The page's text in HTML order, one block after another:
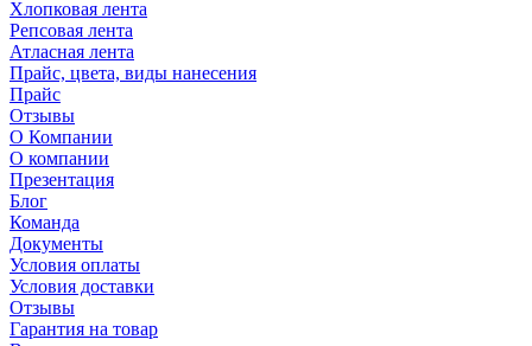
Хлопковая лента
Репсовая лента
Атласная лента
Прайс, цвета, виды нанесения
Прайс
Отзывы
О Компании
О компании
Презентация
Блог
Команда
Документы
Условия оплаты
Условия доставки
Отзывы
Гарантия на товар